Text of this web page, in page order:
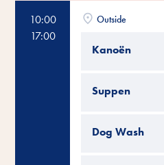
10:00
17:00
Outside
Kanoën
Suppen
Dog Wash